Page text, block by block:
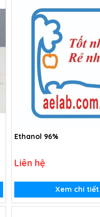
Ethanol 96%
Liên hệ
Xem chi tiết